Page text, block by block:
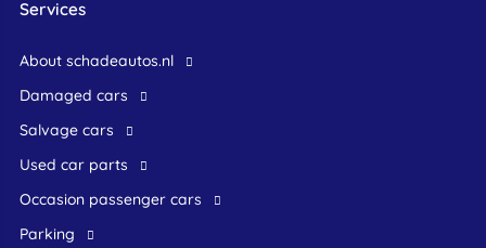
Services
About schadeautos.nl
Damaged cars
Salvage cars
Used car parts
occasion passenger cars
Parking